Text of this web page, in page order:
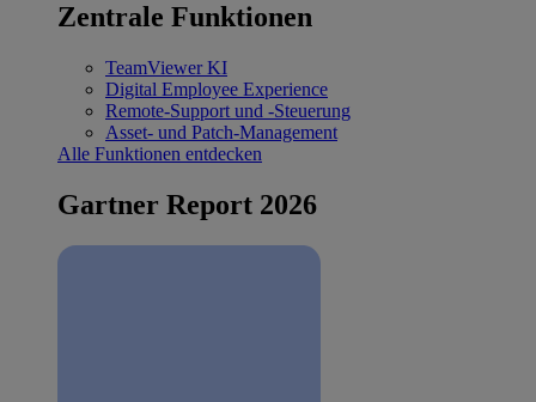
Zentrale Funktionen
TeamViewer KI
Digital Employee Experience
Remote-Support und -Steuerung
Asset- und Patch-Management
Alle Funktionen entdecken
Gartner Report 2026